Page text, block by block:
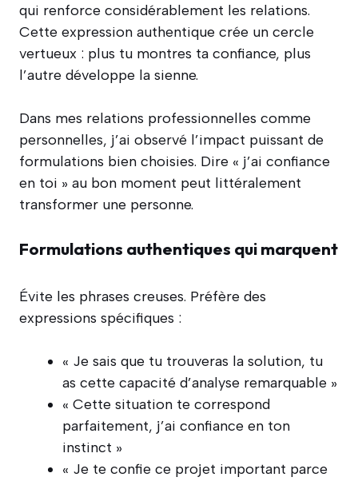
qui renforce considérablement les relations.
Cette expression authentique crée un cercle
vertueux : plus tu montres ta confiance, plus
l’autre développe la sienne.
Dans mes relations professionnelles comme
personnelles, j’ai observé l’impact puissant de
formulations bien choisies. Dire « j’ai confiance
en toi » au bon moment peut littéralement
transformer une personne.
Formulations authentiques qui marquent
Évite les phrases creuses. Préfère des
expressions spécifiques :
« Je sais que tu trouveras la solution, tu
as cette capacité d’analyse remarquable »
« Cette situation te correspond
parfaitement, j’ai confiance en ton
instinct »
« Je te confie ce projet important parce